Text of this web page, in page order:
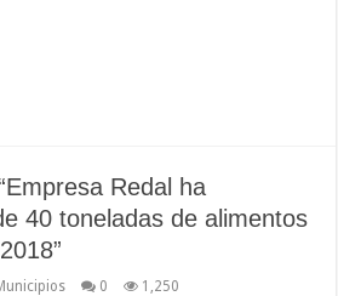
Redal ha
40 toneladas de alimentos
0 1,250